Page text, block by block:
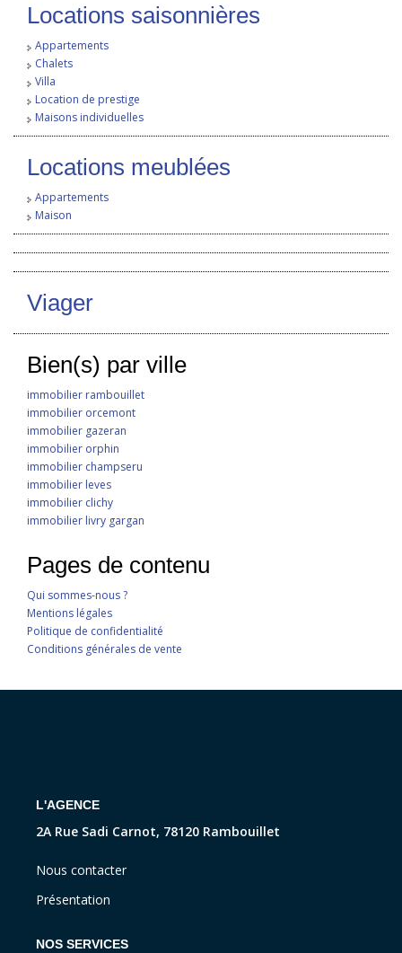
Locations saisonnières
Appartements
Chalets
Villa
Location de prestige
Maisons individuelles
Locations meublées
Appartements
Maison
Viager
Bien(s) par ville
immobilier rambouillet
immobilier orcemont
immobilier gazeran
immobilier orphin
immobilier champseru
immobilier leves
immobilier clichy
immobilier livry gargan
Pages de contenu
Qui sommes-nous ?
Mentions légales
Politique de confidentialité
Conditions générales de vente
L'AGENCE
2A Rue Sadi Carnot, 78120 Rambouillet
Nous contacter
Présentation
NOS SERVICES